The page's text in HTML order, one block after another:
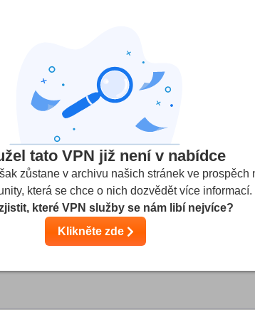
služby Bezpečnost
active it's a scam. Purchased the life time
the manufacturer, it's a scam do not purchase or
tato VPN již není v nabídce
zůstane v archivu našich stránek ve prospěch
která se chce o nich dozvědět více informací.
které VPN služby se nám libí nejvíce?
Klikněte zde